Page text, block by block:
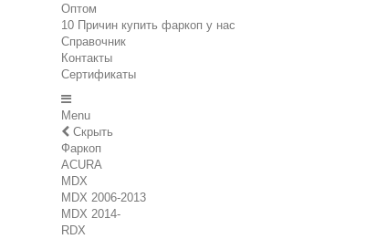
Оптом
10 Причин купить фаркоп у нас
Справочник
Контакты
Сертификаты
Menu
Скрыть
Фаркоп
ACURA
MDX
MDX 2006-2013
MDX 2014-
RDX